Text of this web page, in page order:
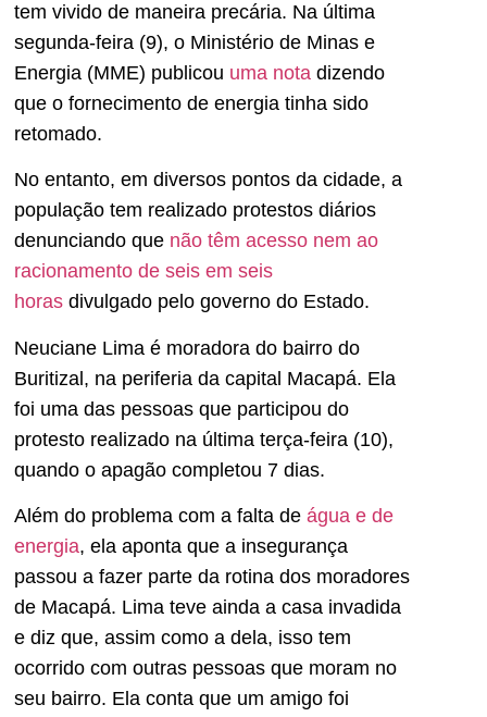
tem vivido de maneira precária. Na última
segunda-feira (9), o Ministério de Minas e
Energia (MME) publicou uma nota dizendo
que o fornecimento de energia tinha sido
retomado.
No entanto, em diversos pontos da cidade, a
população tem realizado protestos diários
denunciando que não têm acesso nem ao
racionamento de seis em seis
horas divulgado pelo governo do Estado.
Neuciane Lima é moradora do bairro do
Buritizal, na periferia da capital Macapá. Ela
foi uma das pessoas que participou do
protesto realizado na última terça-feira (10),
quando o apagão completou 7 dias.
Além do problema com a falta de água e de
energia, ela aponta que a insegurança
passou a fazer parte da rotina dos moradores
de Macapá. Lima teve ainda a casa invadida
e diz que, assim como a dela, isso tem
ocorrido com outras pessoas que moram no
seu bairro. Ela conta que um amigo foi